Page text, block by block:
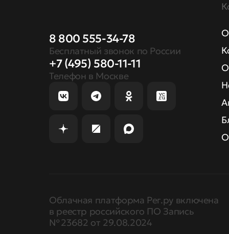
8 800 555-34-78
Бесплатный звонок по России
+7 (495) 580-11-11
Телефон в Москве
Облачная платформа Рег.ру включена
в реестр российского ПО Запись
№ 23682 от 29.08.2024